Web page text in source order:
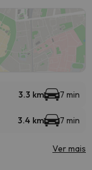
3.3 km 7 min
3.4 km 7 min
Ver mais